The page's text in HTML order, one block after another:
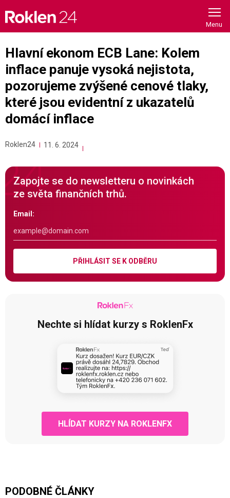
content
Hlavní ekonom ECB Lane: Kolem
inflace panuje vysoká nejistota,
pozorujeme zvýšené cenové tlaky,
které jsou evidentní z ukazatelů
domácí inflace
Roklen24 11. 6. 2024
Zapojte se do newsletteru o novinkách
ze světa finančních trhů.
Email:
PŘIHLÁSIT SE K ODBĚRU
Nechte si hlídat kurzy s RoklenFx
HLÍDAT KURZY NA ROKLENFX
PODOBNÉ ČLÁNKY